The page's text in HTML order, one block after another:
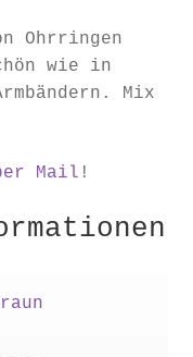
Ohrringen
wie in
Mix
Mail !